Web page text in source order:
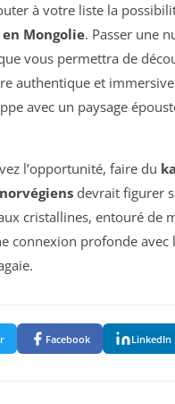
à votre liste la
Mongolie. Passer une
vous permettra de
authentique et
avec un paysage
l’opportunité, faire du
devrait figurer
cristallines, entouré de
connexion profonde avec
Facebook LinkedIn